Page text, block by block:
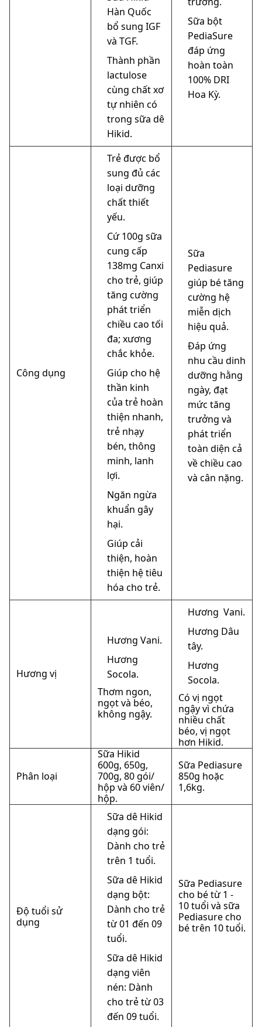
Hàn Quốc
bổ sung IGF
và TGF.
Thành phần
lactulose
cùng chất xơ
tự nhiên có
trong sữa dê
Hikid.
Sữa bột
PediaSure
đáp ứng
hoàn toàn
100% DRI
Hoa Kỳ.
Công dụng
Trẻ được bổ
sung đủ các
loại dưỡng
chất thiết
yếu.
Cứ 100g sữa
cung cấp
138mg Canxi
cho trẻ, giúp
tăng cường
phát triển
chiều cao tối
đa; xương
chắc khỏe.
Giúp cho hệ
thần kinh
của trẻ hoàn
thiện nhanh,
trẻ nhạy
bén, thông
minh, lanh
lợi.
Ngăn ngừa
khuẩn gây
hại.
Giúp cải
thiện, hoàn
thiện hệ tiêu
hóa cho trẻ.
Sữa
Pediasure
giúp bé tăng
cường hệ
miễn dịch
hiệu quả.
Đáp ứng
nhu cầu dinh
dưỡng hằng
ngày, đạt
mức tăng
trưởng và
phát triển
toàn diện cả
về chiều cao
và cân nặng.
Hương vị
Hương Vani.
Hương
Socola.
Thơm ngon,
ngọt và béo,
không ngậy.
Hương Vani.
Hương Dâu
tây.
Hương
Socola.
Có vị ngọt
ngậy vì chứa
nhiều chất
béo, vị ngọt
hơn Hikid.
Phân loại
Sữa Hikid
600g, 650g,
700g, 80 gói/
hộp và 60 viên/
hộp.
Sữa Pediasure
850g hoặc
1,6kg.
Độ tuổi sử
dụng
Sữa dê Hikid
dạng gói:
Dành cho trẻ
trên 1 tuổi.
Sữa dê Hikid
dạng bột:
Dành cho trẻ
từ 01 đến 09
tuổi.
Sữa dê Hikid
dạng viên
nén: Dành
cho trẻ từ 03
đến 09 tuổi.
Sữa Pediasure
cho bé từ 1 -
10 tuổi và sữa
Pediasure cho
bé trên 10 tuổi.